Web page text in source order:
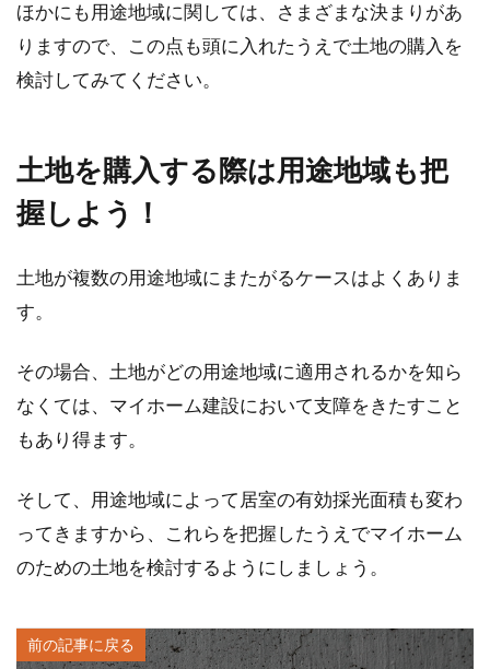
ほかにも用途地域に関しては、さまざまな決まりがあ
りますので、この点も頭に入れたうえで土地の購入を
検討してみてください。
土地を購入する際は用途地域も把
握しよう！
土地が複数の用途地域にまたがるケースはよくありま
す。
その場合、土地がどの用途地域に適用されるかを知ら
なくては、マイホーム建設において支障をきたすこと
もあり得ます。
そして、用途地域によって居室の有効採光面積も変わ
ってきますから、これらを把握したうえでマイホーム
のための土地を検討するようにしましょう。
前の記事に戻る